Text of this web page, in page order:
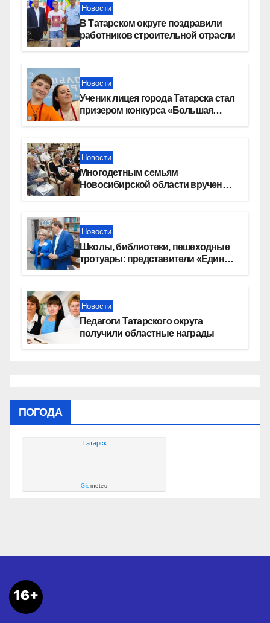
Новости
В Татарском округе поздравили
работников строительной отрасли
Новости
Ученик лицея города Татарска стал
призером конкурса «Большая
Новости
Многодетным семьям
Новосибирской области вручены
Новости
Школы, библиотеки, пешеходные
тротуары: представители «Единой
Новости
Педагоги Татарского округа
получили областные награды
ПОГОДА
Татарск
Gismeteo
16+